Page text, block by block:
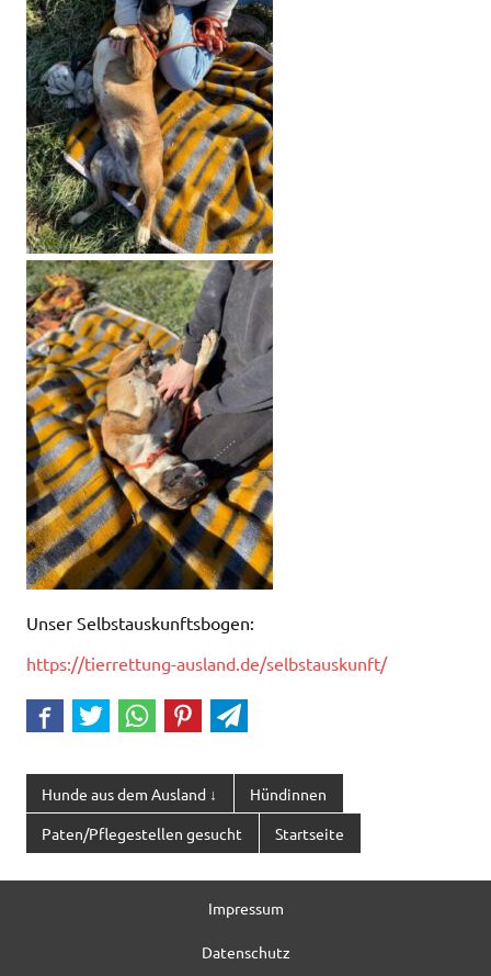
Unser Selbstauskunftsbogen:
https://tierrettung-ausland.de/selbstauskunft/
Hunde aus dem Ausland ↓ Hündinnen
Paten/Pflegestellen gesucht Startseite
Impressum
Datenschutz